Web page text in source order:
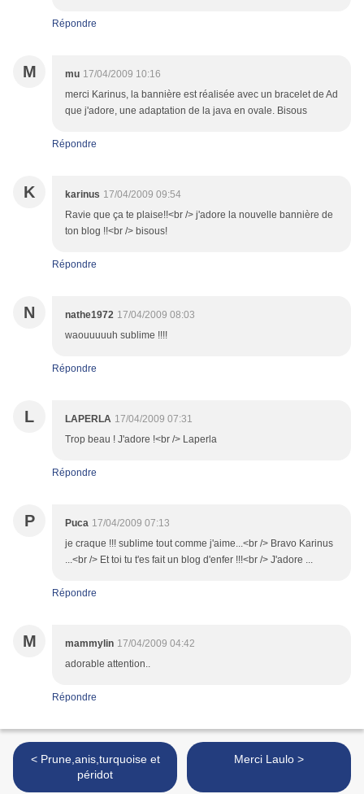
Répondre
M mu 17/04/2009 10:16
merci Karinus, la bannière est réalisée avec un bracelet de Ad
que j'adore, une adaptation de la java en ovale. Bisous
Répondre
K karinus 17/04/2009 09:54
Ravie que ça te plaise!!<br /> j'adore la nouvelle bannière de
ton blog !!<br /> bisous!
Répondre
N nathe1972 17/04/2009 08:03
waouuuuuh sublime !!!!
Répondre
L LAPERLA 17/04/2009 07:31
Trop beau ! J'adore !<br /> Laperla
Répondre
P Puca 17/04/2009 07:13
je craque !!! sublime tout comme j'aime...<br /> Bravo Karinus
...<br /> Et toi tu t'es fait un blog d'enfer !!!<br /> J'adore ...
Répondre
M mammylin 17/04/2009 04:42
adorable attention..
Répondre
< Prune,anis,turquoise et
péridot
Merci Laulo >